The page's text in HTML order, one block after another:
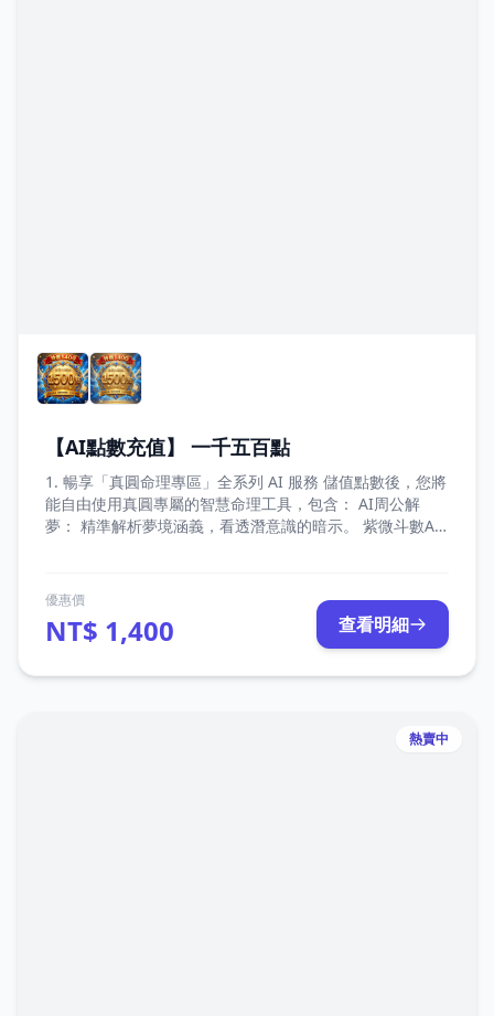
【AI點數充值】 一千五百點
1. 暢享「真圓命理專區」全系列 AI 服務 儲值點數後，您將
能自由使用真圓專屬的智慧命理工具，包含： AI周公解
夢： 精準解析夢境涵義，看透潛意識的暗示。 紫微斗數AI
指引。 未來擴充特權： 點數支援未來所有即將上線的「真
圓 AI 專案」，一次儲值，持續享受最新服務。 2. 點數價值
1 : 1 等同新台幣，消費最透明 點數與新台幣（NTD）的兌
直觀、最安心的方式體驗我們的命理服務。
優惠價
NT$ 1,400 查看明細
熱賣中